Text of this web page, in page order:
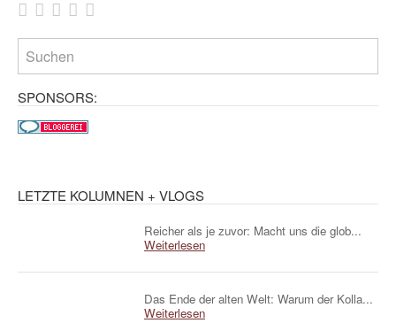
SPONSORS:
LETZTE KOLUMNEN + VLOGS
Reicher als je zuvor: Macht uns die glob...
Weiterlesen
Das Ende der alten Welt: Warum der Kolla...
Weiterlesen